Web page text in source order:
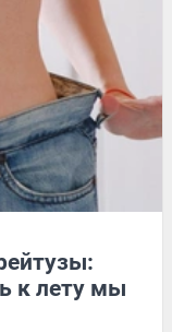
к лету мы